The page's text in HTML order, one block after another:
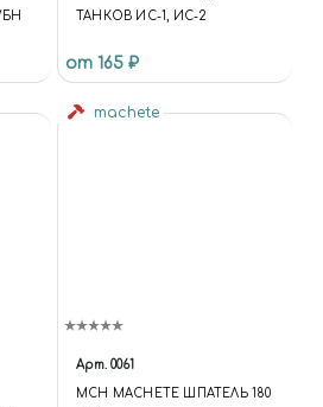
ТАНКОВ ИС-1, ИС-2
от 165 ₽
machete
Арт. 0061
MCH MACHETE ШПАТЕЛЬ 180